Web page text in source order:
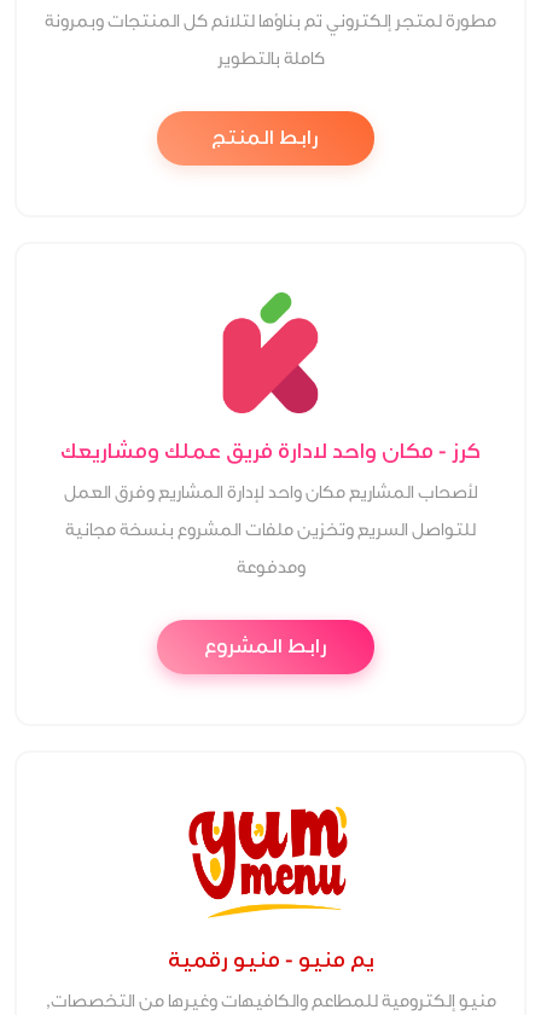
مطورة لمتجر إلكتروني تم بناؤها لتلائم كل المنتجات وبمرونة
كاملة بالتطوير
رابط المنتج
كرز - مكان واحد لادارة فريق عملك ومشاريعك
لأصحاب المشاريع مكان واحد لإدارة المشاريع وفرق العمل
للتواصل السريع وتخزين ملفات المشروع بنسخة مجانية
ومدفوعة
رابط المشروع
يم منيو - منيو رقمية
منيو إلكترومية للمطاعم والكافيهات وغيرها من التخصصات,